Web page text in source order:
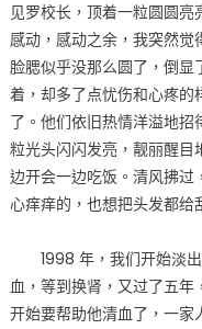
见罗校长，顶着一粒圆圆
感动，感动之余，我突然觉
脸腮似乎没那么圆了，倒
着，却多了点忧伤和心疼
了。他们依旧热情洋溢地
粒光头闪闪发亮，靓丽醒
边开会一边吃饭。清风拂
心痒痒的，也想把头发都给
1998 年，我们开始淡出
血，等到换肾，又过了五
开始要帮助他清血了，一